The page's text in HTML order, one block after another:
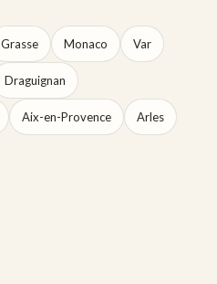
Grasse Monaco Var
Draguignan
Aix-en-Provence Arles